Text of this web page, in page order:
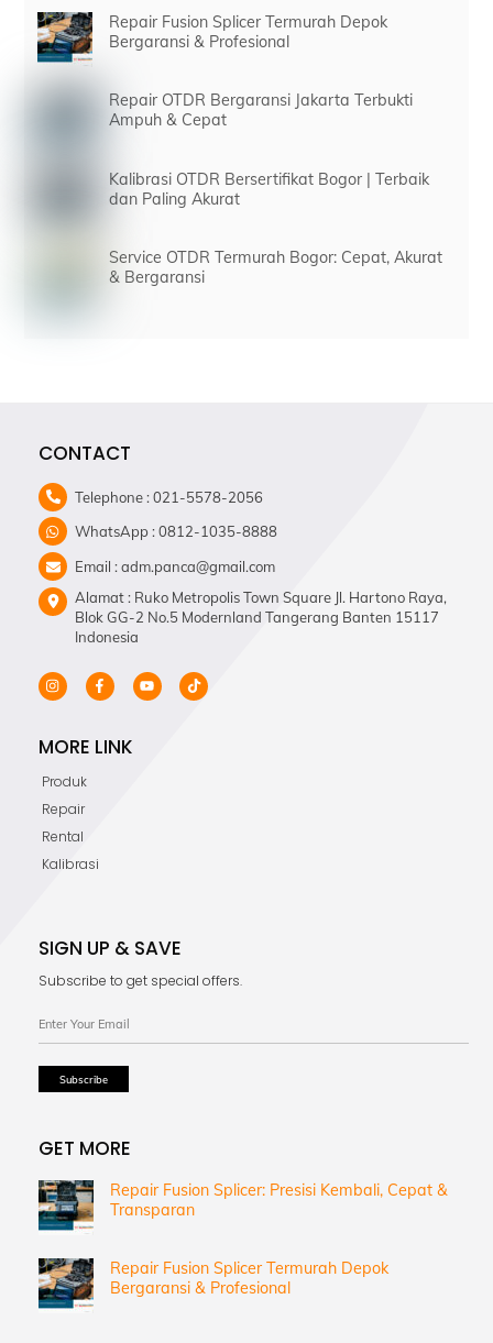
Repair Fusion Splicer Termurah Depok
Bergaransi & Profesional
Repair OTDR Bergaransi Jakarta Terbukti
Ampuh & Cepat
Kalibrasi OTDR Bersertifikat Bogor | Terbaik
dan Paling Akurat
Service OTDR Termurah Bogor: Cepat, Akurat
& Bergaransi
CONTACT
Telephone : 021-5578-2056
WhatsApp : 0812-1035-8888
Email : adm.panca@gmail.com
Alamat : Ruko Metropolis Town Square Jl. Hartono Raya,
Blok GG-2 No.5 Modernland Tangerang Banten 15117
Indonesia
MORE LINK
Produk
Repair
Rental
Kalibrasi
SIGN UP & SAVE
Subscribe to get special offers.
GET MORE
Repair Fusion Splicer: Presisi Kembali, Cepat &
Transparan
Repair Fusion Splicer Termurah Depok
Bergaransi & Profesional